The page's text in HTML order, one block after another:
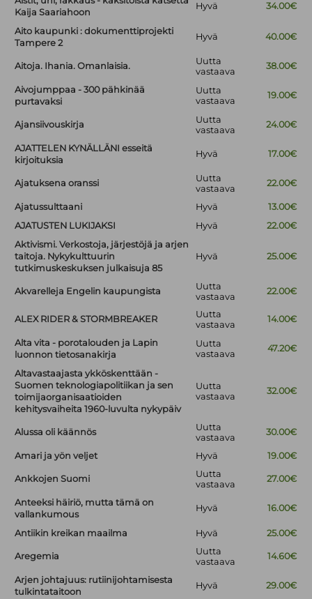
Kaija Saariahoon
Hyvä 34.00€
Aito kaupunki : dokumenttiprojekti
Tampere 2
Hyvä 40.00€
Aitoja. Ihania. Omanlaisia.
Uutta
vastaava
38.00€
Aivojumppaa - 300 pähkinää
purtavaksi
Uutta
vastaava
19.00€
Ajansiivouskirja
Uutta
vastaava
24.00€
AJATTELEN KYNÄLLÄNI esseitä
kirjoituksia
Hyvä 17.00€
Ajatuksena oranssi
Uutta
vastaava
22.00€
Ajatussulttaani Hyvä
13.00€
AJATUSTEN LUKIJAKSI
Hyvä
22.00€
Aktivismi. Verkostoja, järjestöjä ja arjen
taitoja. Nykykulttuurin
tutkimuskeskuksen julkaisuja 85
Hyvä 25.00€
Akvarelleja Engelin kaupungista
Uutta
vastaava
22.00€
ALEX RIDER & STORMBREAKER
Uutta
vastaava
14.00€
Alta vita - porotalouden ja Lapin
luonnon tietosanakirja
Uutta
vastaava
47.20€
Altavastaajasta ykköskenttään -
Suomen teknologiapolitiikan ja sen
toimijaorganisaatioiden
kehitysvaiheita 1960-luvulta nykypäiv
Uutta
vastaava
32.00€
Alussa oli käännös
Uutta
vastaava
30.00€
Amari ja yön veljet Hyvä 19.00€
Ankkojen Suomi
Uutta
vastaava
27.00€
Anteeksi häiriö, mutta tämä on
vallankumous
Hyvä 16.00€
Antiikin kreikan maailma Hyvä 25.00€
Aregemia
Uutta
vastaava
14.60€
Arjen johtajuus: rutiinijohtamisesta
tulkintataitoon
Hyvä 29.00€